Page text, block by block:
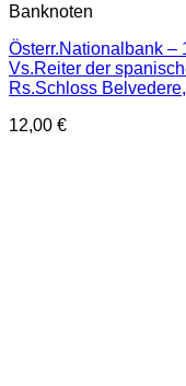
Banknoten
Österr.Nationalbank –
Vs.Reiter der
Rs.Schloss
12,00 €